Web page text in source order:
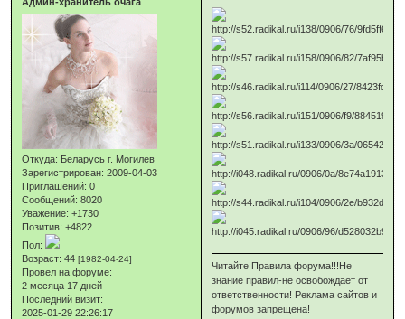
Админ-хранитель очага
Откуда: Беларусь г. Могилев
Зарегистрирован: 2009-04-03
Приглашений: 0
Сообщений: 8020
Уважение: +1730
Позитив: +4822
Пол:
Возраст: 44[1982-04-24]
Провел на форуме:
2 месяца 17 дней
Последний визит:
2025-01-29 22:26:17
Читайте Правила форума!!!Не
знание правил-не освобождает от
ответственности! Реклама сайтов и
форумов запрещена!